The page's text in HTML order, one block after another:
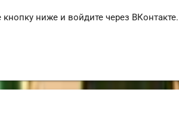
ниже и войдите через ВКонтакте.